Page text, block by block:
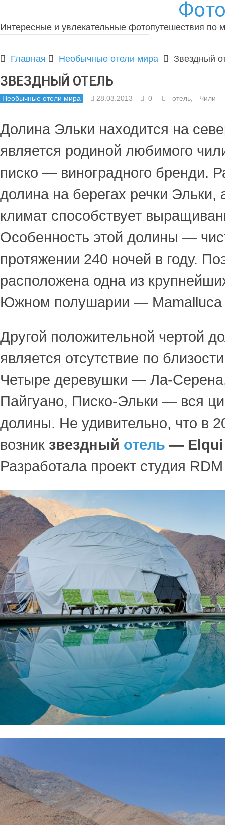
Интересные и увлекательные фотопутешествия по
Главная Необычные отели мира Звездный
ЗВЕЗДНЫЙ ОТЕЛЬ
Необычные отели мира 28.03.2013 0 отель Чили
Долина Эльки находится на
является родиной любимого
писко — виноградного бренди.
долина на берегах речки Эльки,
климат способствует
Особенность этой долины —
протяжении 240 ночей в году.
расположена одна из
Южном полушарии — Mamalluca
Другой положительной чертой
является отсутствие по
Четыре деревушки — Ла-
Пайгуано, Писко-Эльки — вся
долины. Не удивительно, что в
возник звездный отель — Elqui
Разработала проект студия